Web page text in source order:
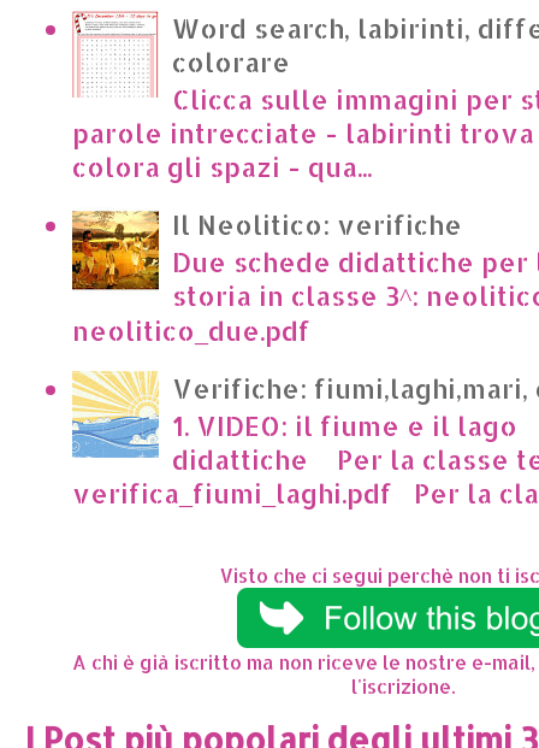
Word search, labirinti,
colorare
Clicca sulle immagini per
parole intrecciate - labirinti
colora gli spazi - qua...
Il Neolitico: verifiche
Due schede didattiche
storia in classe 3^:
neolitico_due.pdf
Verifiche: fiumi,laghi,mari,
1. VIDEO: il fiume e il lago
didattiche Per la classe
verifica_fiumi_laghi.pdf Per la
Visto che ci segui perchè non ti
A chi è già iscritto ma non riceve le nostre e-
l'iscrizione.